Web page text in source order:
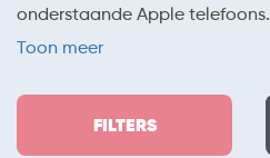
onderstaande Apple telefoons.
Toon meer
FILTERS